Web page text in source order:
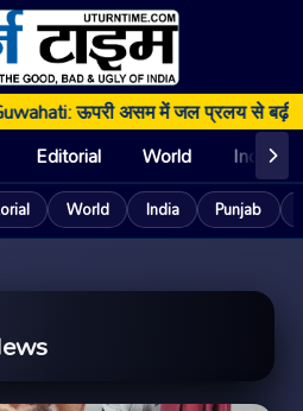
से बढ़ी मुश्किलें, राहत-बचाव तेज;
Editorial World India
World India Punjab